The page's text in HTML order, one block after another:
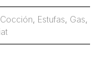
, Estufas, Gas,